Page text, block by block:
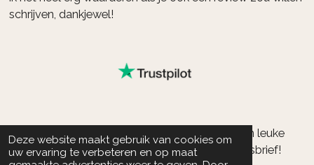
Deze website maakt gebruik van cookies om
uw ervaring te verbeteren en op maat
schrijven, dankjewel!
Wil je op de hoogte blijven van nieuwe items en leuke
kortingsacties, schrijf je dan in voor onze nieuwsbrief!